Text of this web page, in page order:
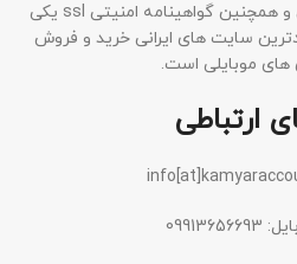
الکترونیکی،مجوز پرداخت امن و همچنین گواهینامه امنیتی ssl یکی
سایت های ایرانی خرید و فروش
های موبایلی است.
ارتباطی